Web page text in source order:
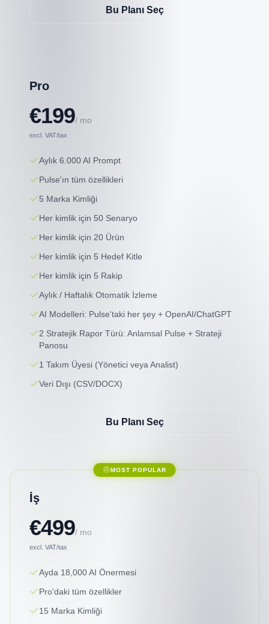
Bu Planı Seç
Pro
€199/ mo
excl. VAT/tax
Aylık 6.000 AI Prompt
Pulse'ın tüm özellikleri
5 Marka Kimliği
Her kimlik için 50 Senaryo
Her kimlik için 20 Ürün
Her kimlik için 5 Hedef Kitle
Her kimlik için 5 Rakip
Aylık / Haftalık Otomatik İzleme
AI Modelleri: Pulse'taki her şey + OpenAI/ChatGPT
2 Stratejik Rapor Türü: Anlamsal Pulse + Strateji
Panosu
1 Takım Üyesi (Yönetici veya Analist)
Veri Dışı (CSV/DOCX)
Bu Planı Seç
MOST POPULAR
İş
€499/ mo
excl. VAT/tax
Ayda 18,000 AI Önermesi
Pro'daki tüm özellikler
15 Marka Kimliği